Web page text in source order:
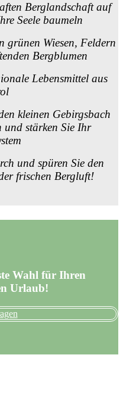
Berglandschaft auf
Seele baumeln
grünen Wiesen, Feldern
Bergblumen
Lebensmittel aus
kleinen Gebirgsbach
und stärken Sie Ihr
und spüren Sie den
frischen Bergluft!
Wahl für Ihren
Urlaub!